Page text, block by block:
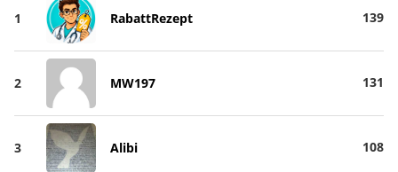
1 RabattRezept 139
2 MW197 131
3 Alibi 108